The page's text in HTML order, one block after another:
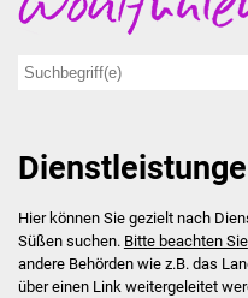
Hier können Sie gezielt nach
Süßen suchen. Bitte beachten Sie
andere Behörden wie z.B. das
über einen Link weitergeleitet